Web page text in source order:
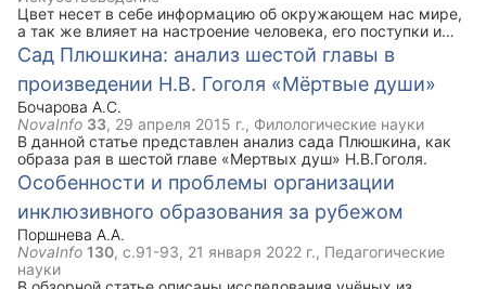
Цвет несет в себе информацию об окружающем нас мире,
а так же влияет на настроение человека, его поступки и
решения. Он может вызывать некоторые ассоциации или
же воздействовать на мозг человека, заставляя его
чувствовать соответствующие эмоции и совершать
определённые действия.
Сад Плюшкина: анализ шестой главы в
произведении Н.В. Гоголя «Мёртвые души»
Бочарова А.С.
NovaInfo 33, 29 апреля 2015 г., Филологические науки
В данной статье представлен анализ сада Плюшкина, как
образа рая в шестой главе «Мертвых душ» Н.В.Гоголя.
Особенности и проблемы организации
инклюзивного образования за рубежом
Поршнева А.А.
NovaInfo 130, с.91-93, 21 января 2022 г., Педагогические
науки